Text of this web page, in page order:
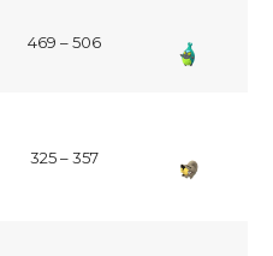
469 – 506
325 – 357